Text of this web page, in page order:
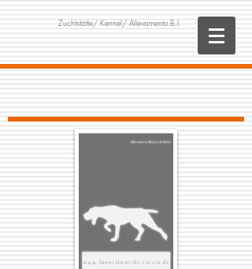
Zuchtstätte/ Kennel/ Allevamento B.I.